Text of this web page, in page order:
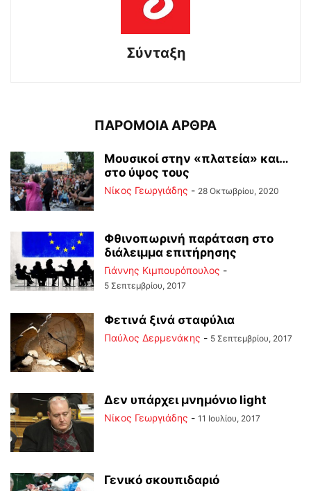
Σύνταξη
ΠΑΡΟΜΟΙΑ ΑΡΘΡΑ
Μουσικοί στην «πλατεία» και…
στο ύψος τους
Νίκος Γεωργιάδης - 28 Οκτωβρίου, 2020
Φθινοπωρινή παράταση στο
διάλειμμα επιτήρησης
Γιάννης Κιμπουρόπουλος -
5 Σεπτεμβρίου, 2017
Φετινά ξινά σταφύλια
Παύλος Δερμενάκης - 5 Σεπτεμβρίου, 2017
Δεν υπάρχει μνημόνιο light
Νίκος Γεωργιάδης - 11 Ιουλίου, 2017
Γενικό σκουπιδαριό